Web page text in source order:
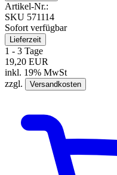
Artikel-Nr.:
SKU 571114
Sofort verfügbar
Lieferzeit
1 - 3 Tage
19,20 EUR
inkl. 19% MwSt
zzgl.
Versandkosten